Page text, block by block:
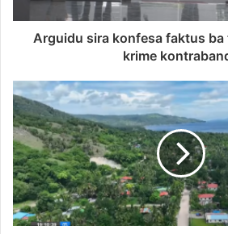
Arguidu sira konfesa faktus
krime